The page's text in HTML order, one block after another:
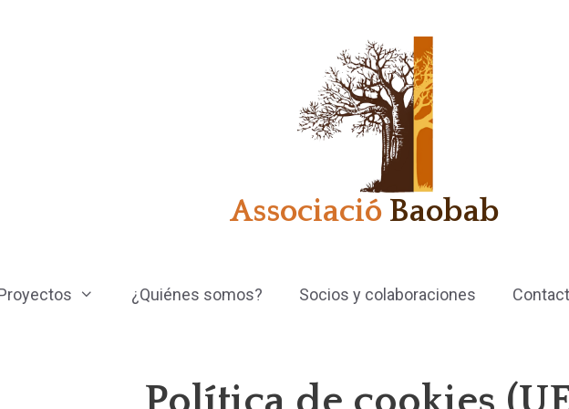
Associació Baobab
¿Quiénes somos? Socios y colaboraciones